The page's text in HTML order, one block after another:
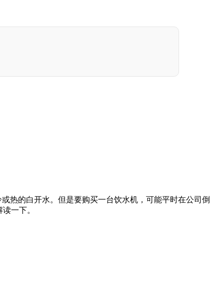
的白开水。但是要购买一台饮水机，可能平时在公司倒
一下。